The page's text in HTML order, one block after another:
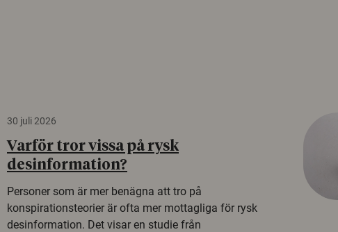
30 juli 2026
Varför tror vissa på rysk
desinformation?
Personer som är mer benägna att tro på
konspirationsteorier är ofta mer mottagliga för rysk
desinformation. Det visar en studie från